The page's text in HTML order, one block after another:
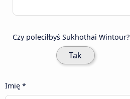
Czy poleciłbyś Sukhothai Wintour?
Tak
Imię *